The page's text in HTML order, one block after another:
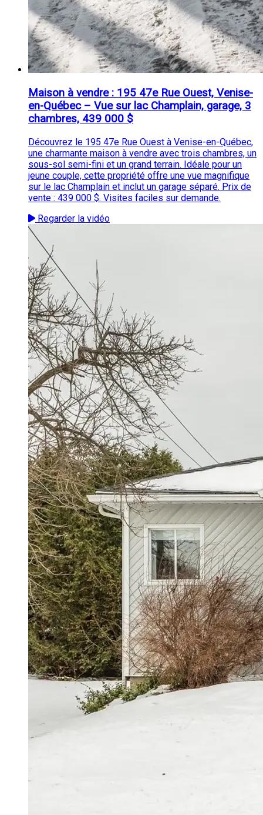
Maison à vendre : 195 47e Rue Ouest, Venise-
en-Québec – Vue sur lac Champlain, garage, 3
chambres, 439 000 $
Découvrez le 195 47e Rue Ouest à Venise-en-Québec,
une charmante maison à vendre avec trois chambres, un
sous-sol semi-fini et un grand terrain. Idéale pour un
jeune couple, cette propriété offre une vue magnifique
sur le lac Champlain et inclut un garage séparé. Prix de
vente : 439 000 $. Visites faciles sur demande.
Regarder la vidéo